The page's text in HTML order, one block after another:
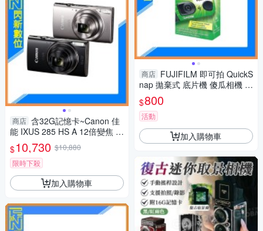
商店 含32G記憶卡~Canon 佳
能 IXUS 285 HS A 12倍變焦 數
位相機(285HS,公司貨)
$10,730 $10,880
限時下殺
加入購物車
商店 FUJIFILM 即可拍 QuickS
nap 拋棄式 底片機 傻瓜相機 相
機 27張
$800
活動
加入購物車